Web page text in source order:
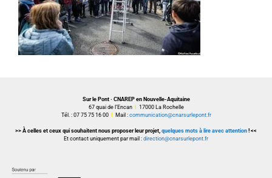
Sur le Pont · CNAREP en Nouvelle-Aquitaine
67 quai de l’Encan
17000 La Rochelle
Tél. : 07 75 75 16 00
Mail : communication@cnarsurlepont.fr
>> À celles et ceux qui souhaitent nous proposer leur projet, quelques mots à lire avec attention ! <<
Et contact uniquement par mail : direction@cnarsurlepont.fr